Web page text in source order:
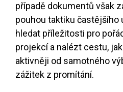
případě dokumentů však
pouhou taktiku častějšího
hledat příležitosti pro
projekcí a nalézt cestu,
aktivněji od samotného
zážitek z promítání.